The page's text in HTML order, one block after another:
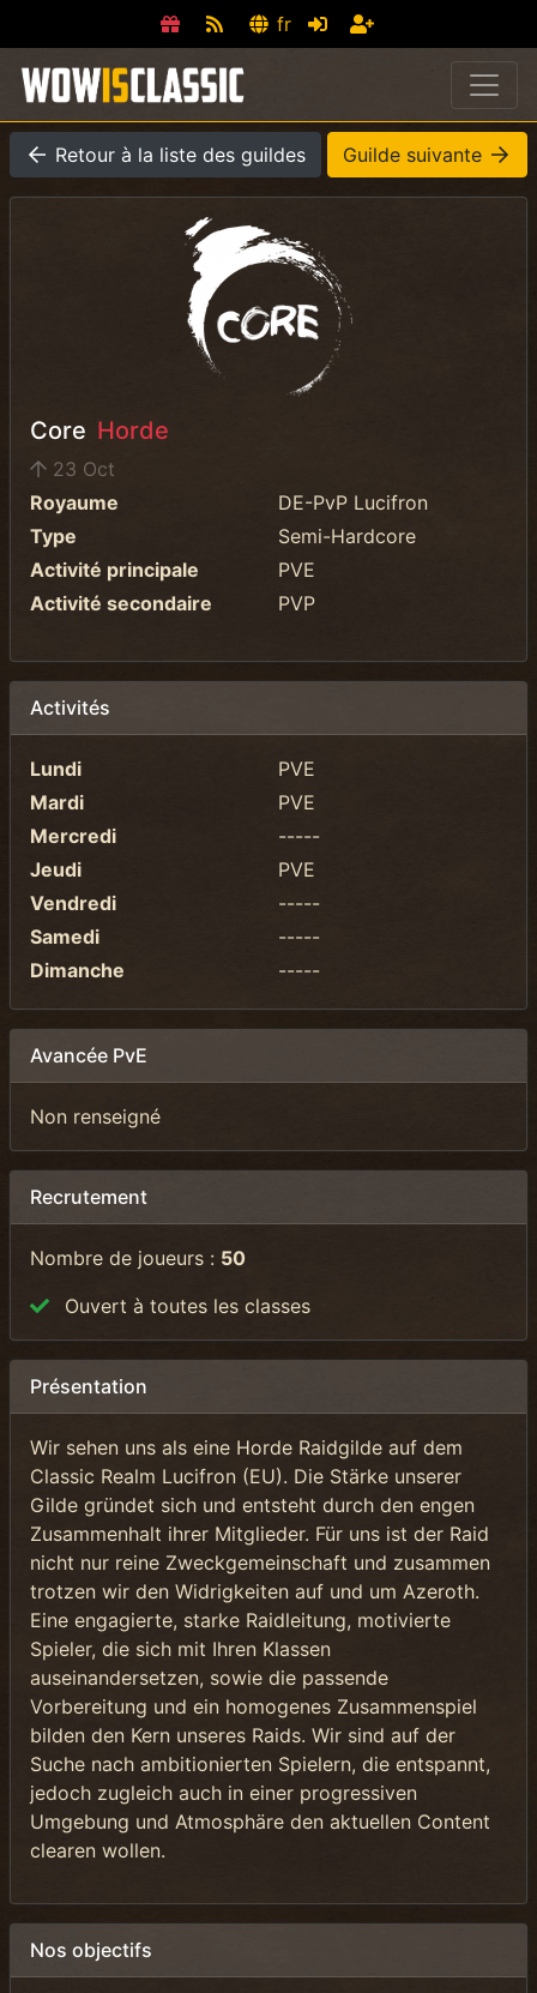
fr
Retour à la liste des guildes Guilde suivante
Core Horde
23 Oct
Royaume
DE-PvP Lucifron
Type
Semi-Hardcore
Activité principale
PVE
Activité secondaire
PVP
Activités
Lundi
PVE
Mardi
PVE
Mercredi
-----
Jeudi
PVE
Vendredi
-----
Samedi
-----
Dimanche
-----
Avancée PvE
Non renseigné
Recrutement
Nombre de joueurs : 50
Ouvert à toutes les classes
Présentation
Wir sehen uns als eine Horde Raidgilde auf dem
Classic Realm Lucifron (EU). Die Stärke unserer
Gilde gründet sich und entsteht durch den engen
Zusammenhalt ihrer Mitglieder. Für uns ist der Raid
nicht nur reine Zweckgemeinschaft und zusammen
trotzen wir den Widrigkeiten auf und um Azeroth.
Eine engagierte, starke Raidleitung, motivierte
Spieler, die sich mit Ihren Klassen
auseinandersetzen, sowie die passende
Vorbereitung und ein homogenes Zusammenspiel
bilden den Kern unseres Raids. Wir sind auf der
Suche nach ambitionierten Spielern, die entspannt,
jedoch zugleich auch in einer progressiven
Umgebung und Atmosphäre den aktuellen Content
clearen wollen.
Nos objectifs